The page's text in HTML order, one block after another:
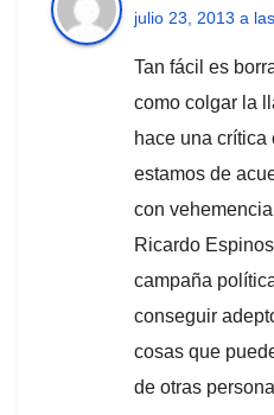
julio 23, 2013 a
Tan fácil es
como colgar la
hace una crítica
estamos de
con
Ricardo
campaña
conseguir
cosas que
de otras